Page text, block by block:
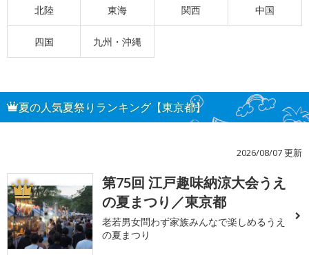
北陸 東海 関西 中国
四国 九州・沖縄
夏の人気夏祭りランキング【東京都】
2026/08/07 更新
1
第75回 江戸趣味納涼大会うえ
の夏まつり／東京都
老若男女問わず家族みんなで楽しめるうえ
の夏まつり